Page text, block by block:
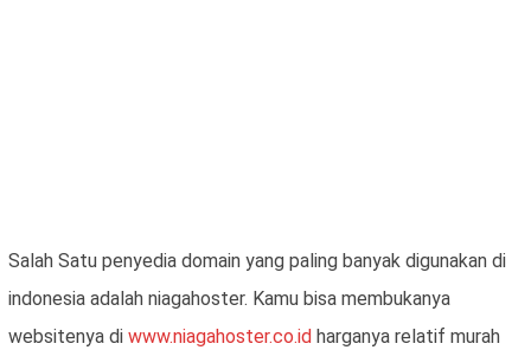
Salah Satu penyedia domain yang paling banyak digunakan di
indonesia adalah niagahoster. Kamu bisa membukanya
websitenya di www.niagahoster.co.id harganya relatif murah